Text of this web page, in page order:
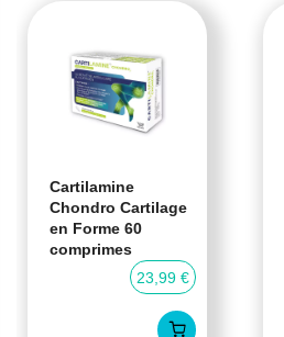
Cartilamine
Chondro Cartilage
en Forme 60
comprimes
23,99 €